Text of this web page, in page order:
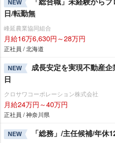
NEW
日/転勤無
峰延農業協同組合
月給16万6,630円～28万円
正社員 / 北海道
NEW
成長安定を実現不動産
日
クロサワコーポレーション株式会社
月給24万円～40万円
正社員 / 神奈川県
NEW 「総務」/主任候補/年休